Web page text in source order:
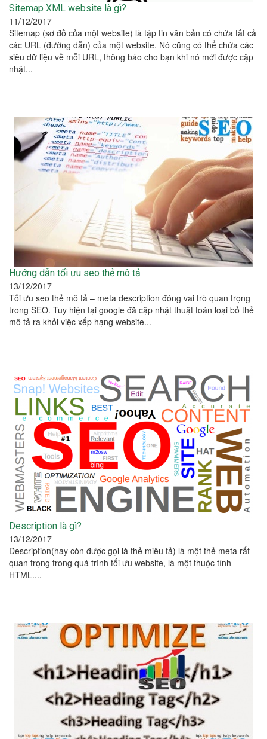
Sitemap XML website là gì?
11/12/2017
Sitemap (sơ đồ của một website) là tập tin văn bản có chứa tất cả
các URL (đường dẫn) của một website. Nó cũng có thể chứa các
siêu dữ liệu về mỗi URL, thông báo cho bạn khi nó mới được cập
nhật...
Hướng dẫn tối ưu seo thẻ mô tả
13/12/2017
Tối ưu seo thẻ mô tả – meta description đóng vai trò quan trọng
trong SEO. Tuy hiện tại google đã cập nhật thuật toán loại bỏ thẻ
mô tả ra khỏi việc xếp hạng website...
Description là gì?
13/12/2017
Description(hay còn được gọi là thẻ miêu tả) là một thẻ meta rất
quan trọng trong quá trình tối ưu website, là một thuộc tính
HTML....